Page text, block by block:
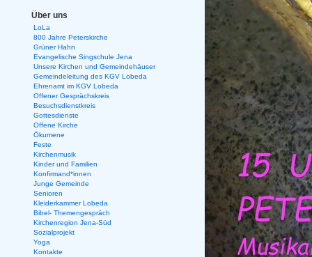
Über uns
LoLa
800 Jahre Peterskirche
Grüner Hahn
Evangelische Singschule Jena
Unsere Kirchen und Gemeindehäuser
Gemeindeleitung des KGV Lobeda
Ehrenamt im KGV Lobeda
Offener Gesprächskreis
Besuchsdienstkreis
Gottesdienste
Offene Kirche
Ökumene
Feste
Kirchenmusik
Kinder und Familien
Konfirmand*innen
Junge Gemeinde
Senioren
Kleiderkammer Lobeda
Bibel- Themengespräch
Kirchenregion Jena-Süd
Sozialprojekt
Yoga
Kontakte